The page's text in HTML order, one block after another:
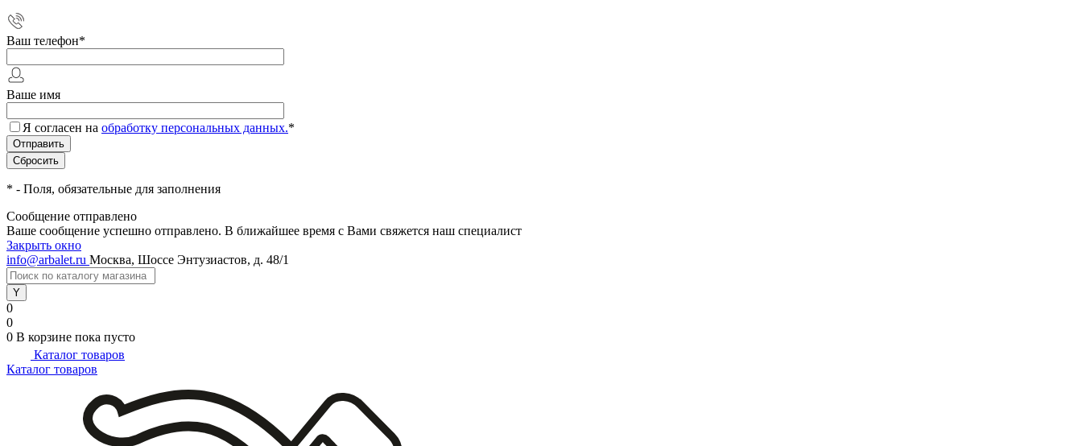
Ваш телефон*
Ваше имя
Я согласен на обработку персональных данных.*
* - Поля, обязательные для заполнения
Сообщение отправлено
Ваше сообщение успешно отправлено. В ближайшее время с Вами свяжется наш специалист
Закрыть окно
info@arbalet.ru Москва, Шоссе Энтузиастов, д. 48/1
0
0
0 В корзине пока пусто
Каталог товаров
Каталог товаров